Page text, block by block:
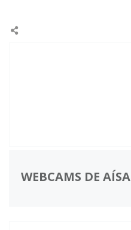
WEBCAMS DE AÍSA